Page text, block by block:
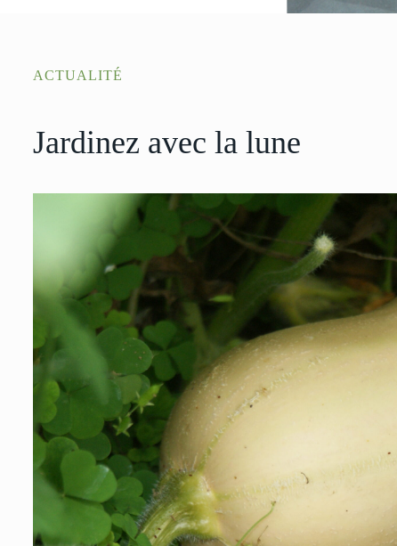
ACTUALITÉ
Jardinez avec la lune